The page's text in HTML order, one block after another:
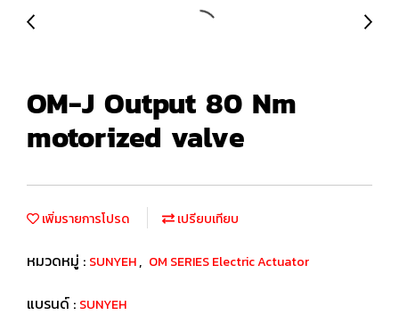
OM-J Output 80 Nm
motorized valve
เพิ่มรายการโปรด เปรียบเทียบ
หมวดหมู่ : SUNYEH, OM SERIES Electric Actuator
แบรนด์ : SUNYEH